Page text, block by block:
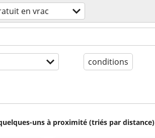
en vrac
conditions
uns à proximité (triés par distance)